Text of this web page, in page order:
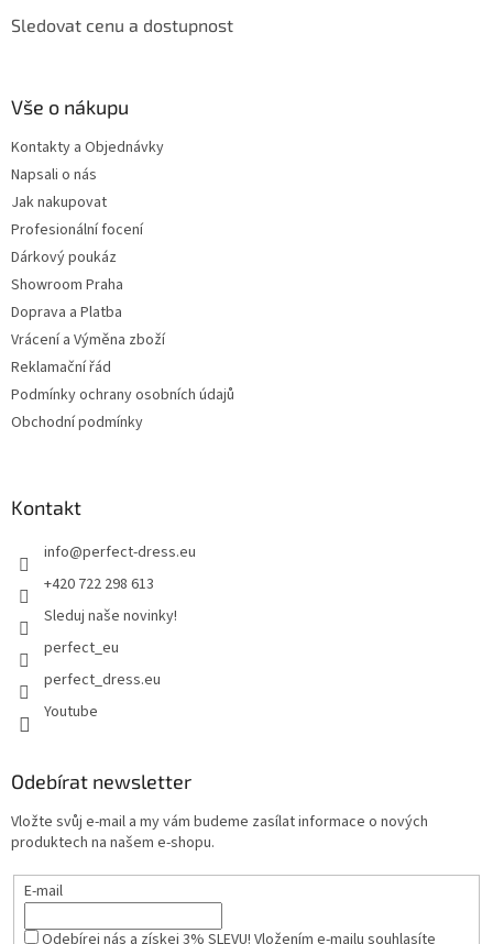
Sledovat cenu a dostupnost
Vše o nákupu
Kontakty a Objednávky
Napsali o nás
Jak nakupovat
Profesionální focení
Dárkový poukáz
Showroom Praha
Doprava a Platba
Vrácení a Výměna zboží
Reklamační řád
Podmínky ochrany osobních údajů
Obchodní podmínky
Kontakt
info@perfect-dress.eu
+420 722 298 613
Sleduj naše novinky!
perfect_eu
perfect_dress.eu
Youtube
Odebírat newsletter
Vložte svůj e-mail a my vám budeme zasílat informace o nových
produktech na našem e-shopu.
E-mail